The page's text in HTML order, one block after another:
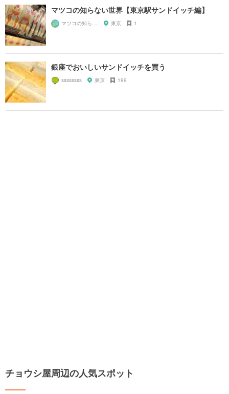
マツコの知らない世界【東京駅サンドイッチ編】
マツコの知らない世界マニア 東京 1
銀座でおいしいサンドイッチを買う
ssssssss 東京 199
チョウシ屋周辺の人気スポット